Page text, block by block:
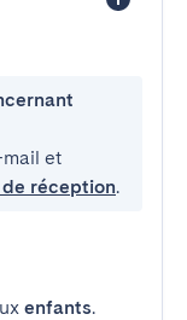
et
réception.
enfants.